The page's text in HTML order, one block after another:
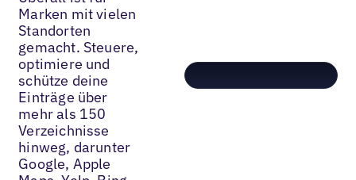
Marken mit vielen
Standorten
gemacht. Steuere,
optimiere und
schütze deine
Einträge über
mehr als 150
Verzeichnisse
hinweg, darunter
Google, Apple